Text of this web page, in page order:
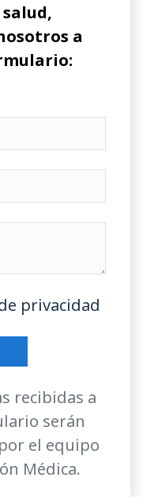
a
privacidad
recibidas a
serán
el equipo
Médica.